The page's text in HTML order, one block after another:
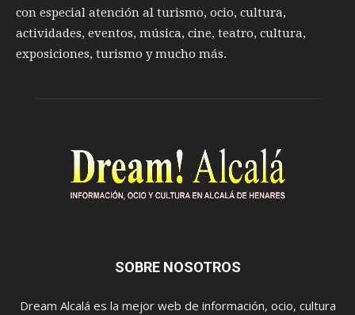
con especial atención al turismo, ocio, cultura,
actividades, eventos, música, cine, teatro, cultura,
exposiciones, turismo y mucho más.
SOBRE NOSOTROS
Dream Alcalá es la mejor web de información, ocio, cultura